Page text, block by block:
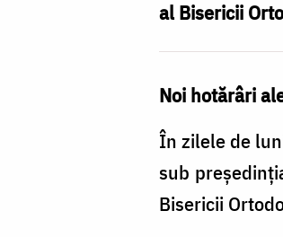
al Bisericii
Noi hotărâri
În zilele de
sub
Bisericii